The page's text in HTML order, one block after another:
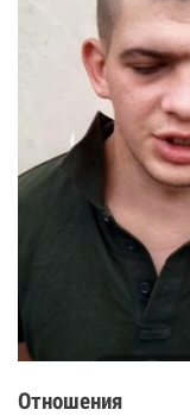
Отношения